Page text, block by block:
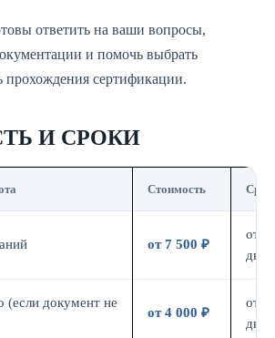
ответить на ваши вопросы,
и помочь выбрать
прохождения сертификации.
И СРОКИ
Стоимость Срок
от 7 500 ₽
от 7
дн.
(если документ не
от 4 000 ₽
от 3
дн.